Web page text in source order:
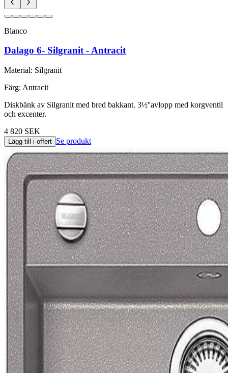
Blanco
Dalago 6- Silgranit - Antracit
Material: Silgranit
Färg: Antracit
Diskbänk av Silgranit med bred bakkant. 3½''avlopp med korgventil
och excenter.
4 820 SEK
Lägg till i offert Se produkt